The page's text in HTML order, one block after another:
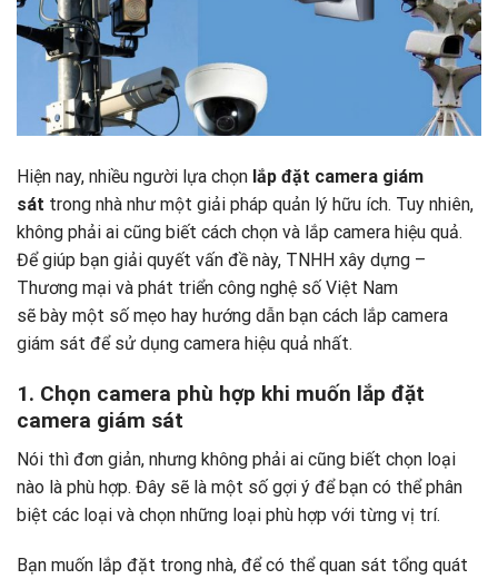
Hiện nay, nhiều người lựa chọn lắp đặt camera giám
sát trong nhà như một giải pháp quản lý hữu ích. Tuy nhiên,
không phải ai cũng biết cách chọn và lắp camera hiệu quả.
Để giúp bạn giải quyết vấn đề này, TNHH xây dựng –
Thương mại và phát triển công nghệ số Việt Nam
sẽ bày một số mẹo hay hướng dẫn bạn cách lắp camera
giám sát để sử dụng camera hiệu quả nhất.
1. Chọn camera phù hợp khi muốn lắp đặt
camera giám sát
Nói thì đơn giản, nhưng không phải ai cũng biết chọn loại
nào là phù hợp. Đây sẽ là một số gợi ý để bạn có thể phân
biệt các loại và chọn những loại phù hợp với từng vị trí.
Bạn muốn lắp đặt trong nhà, để có thể quan sát tổng quát